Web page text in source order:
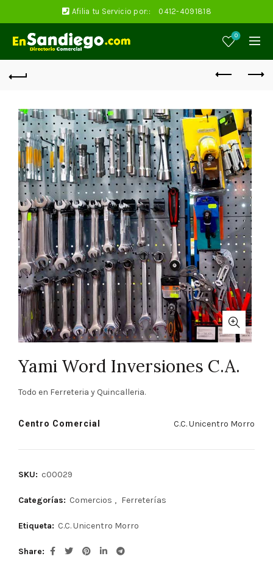
Afilia tu Servicio por:: 0412-4091818
0
Yami Word Inversiones C.A.
Todo en Ferreteria y Quincalleria.
Centro Comercial C.C. Unicentro Morro
SKU: c00029
Categorías: Comercios , Ferreterías
Etiqueta: C.C. Unicentro Morro
Share